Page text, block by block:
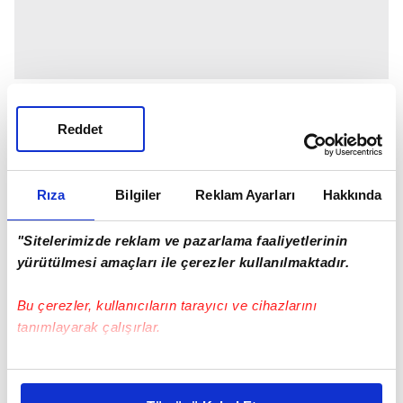
Rıza Bilgiler Reklam Ayarları Hakkında
"Sitelerimizde reklam ve pazarlama faaliyetlerinin
yürütülmesi amaçları ile çerezler kullanılmaktadır.
Bu çerezler, kullanıcıların tarayıcı ve cihazlarını
tanımlayarak çalışırlar.
Bu çerezlere izin vermeniz halinde sizlere özel
Reddet